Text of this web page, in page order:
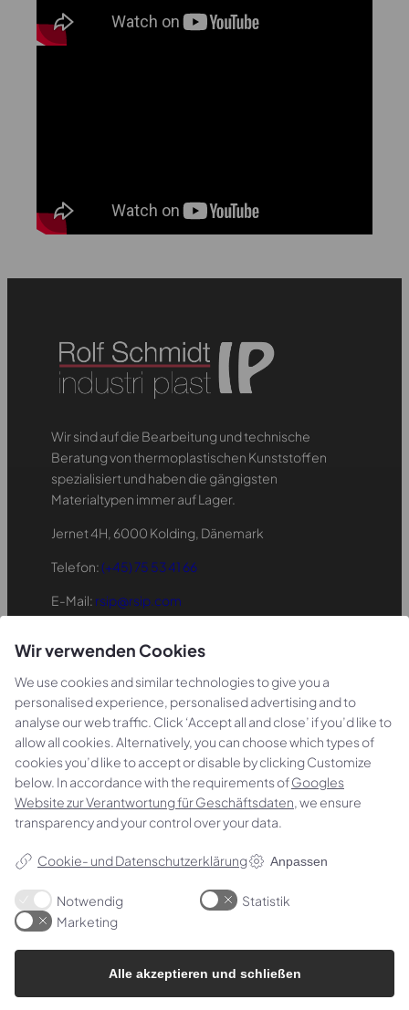
Wir sind auf die Bearbeitung und technische
Beratung von thermoplastischen Kunststoffen
spezialisiert und haben die gängigsten
Materialtypen immer auf Lager.
Jernet 4H, 6000 Kolding, Dänemark
Telefon:(+45) 75 53 41 66
E-Mail: rsip@rsip.com
LinkedIn
YouTube
Wir verwenden Cookies
We use cookies and similar technologies to give you a
personalised experience, personalised advertising and to
analyse our web traffic. Click ‘Accept all and close’ if you’d like to
allow all cookies. Alternatively, you can choose which types of
cookies you’d like to accept or disable by clicking Customize
below. In accordance with the requirements ofGoogles
Website zur Verantwortung für Geschäftsdaten, we ensure
transparency and your control over your data.
Cookie- und Datenschutzerklärung Anpassen
Notwendig
Statistik
Marketing
Alle akzeptieren und schließen